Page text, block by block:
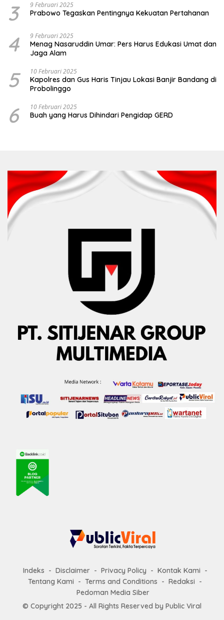
3 9 Februari 2025
Prabowo Tegaskan Pentingnya Kekuatan Pertahanan
4 9 Februari 2025
Menag Nasaruddin Umar: Pers Harus Edukasi Umat dan
Jaga Alam
5 10 Februari 2025
Kapolres dan Gus Haris Tinjau Lokasi Banjir Bandang di
Probolinggo
6 10 Februari 2025
Buah yang Harus Dihindari Pengidap GERD
Indeks Disclaimer Privacy Policy
Kontak Kami
Tentang Kami
Terms and Conditions
Redaksi
Pedoman Media Siber
© Copyright 2025 - All Rights Reserved by Public Viral